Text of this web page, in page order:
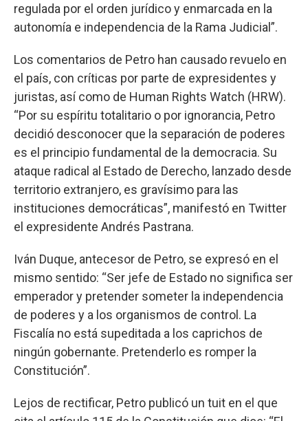
regulada por el orden jurídico y enmarcada en la
autonomía e independencia de la Rama Judicial”.
Los comentarios de Petro han causado revuelo en
el país, con críticas por parte de expresidentes y
juristas, así como de Human Rights Watch (HRW).
“Por su espíritu totalitario o por ignorancia, Petro
decidió desconocer que la separación de poderes
es el principio fundamental de la democracia. Su
ataque radical al Estado de Derecho, lanzado desde
territorio extranjero, es gravísimo para las
instituciones democráticas”, manifestó en Twitter
el expresidente Andrés Pastrana.
Iván Duque, antecesor de Petro, se expresó en el
mismo sentido: “Ser jefe de Estado no significa ser
emperador y pretender someter la independencia
de poderes y a los organismos de control. La
Fiscalía no está supeditada a los caprichos de
ningún gobernante. Pretenderlo es romper la
Constitución”.
Lejos de rectificar, Petro publicó un tuit en el que